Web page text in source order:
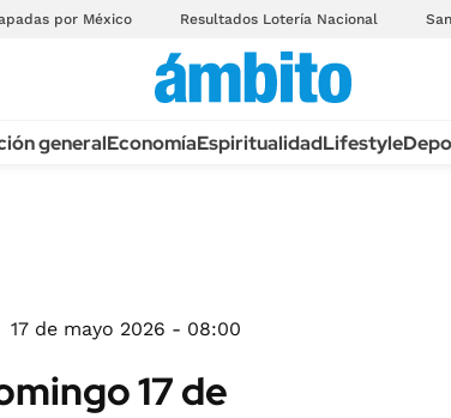
por México Resultados Lotería Nacional
generalEconomíaEspiritualidadLifestyle
17 de mayo 2026 - 08:00
17 de